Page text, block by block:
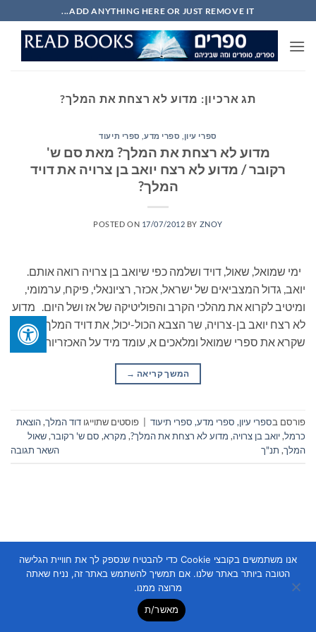
to
content
ADD ANYTHING HERE OR JUST REMOVE IT...
תג ארכיון: מדוע לא רצחת את המלך?
ספרי עיון, ספרי מדע, ספרי תיעוד
מדוע לא רצחת את המלך? מאת סם ש'
רקובר / מדוע לא רצח יואב בן צרויה את דויד
המלך?
POSTED ON 17/07/2012 BY ZNOY
ימי שמואל, שאול, דויד ושלמה כפי שיואב בן צרויה רואה אותם.
יואב, גדול המצביאים של ישראל, אכזר, רציונאלי, פיקח, ערמומי,
ומיטיב לקרוא את מהלכי הקרב והפוליטיקה של אז ושל היום. מדוע
לא רצח יואב בן-צרויה, שר הצבא הכול-יכול, את דויד המלך? כל מי
שקרא את ספרי שמואל ומלאכים א, עומד מיד על האכזריות […]
המשך קריאה →
פורסם בספרי עיון, ספרי מדע, ספרי תיעוד פוסטים שתוייגו דוד המלך,הוצאת
כרמל,יואב בן צרויה, מדוע לא רצחת את המלך?, מקרא, סם ש' רקובר,שאול
המלך, תנ"ך השאר תגובה
Copyright 2026 © Flatsome Themeאנו משתמשים בקובצי Cookie כדי להבטיח שנספק לך את חוויית הגלישה
הטובה ביותר באתר שלנו. אם תמשיך להשתמש באתר זה, נניח שאתה
מרוצה ממנו.
מאשר/ת